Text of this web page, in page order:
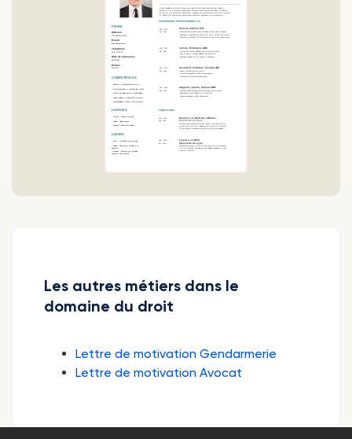
Les autres métiers dans le
domaine du droit
Lettre de motivation Gendarmerie
Lettre de motivation Avocat